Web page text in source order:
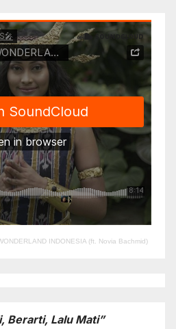
INDONESIA (ft. Novia Bachmid)
Berarti, Lalu Mati”